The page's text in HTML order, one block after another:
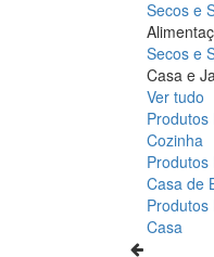
Secos e
Secos e
Casa e
Ver tudo
Produtos
Cozinha
Produtos
Casa de
Produtos
Casa